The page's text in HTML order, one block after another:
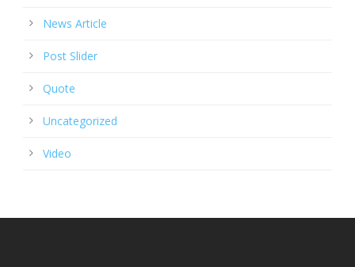
News Article
Post Slider
Quote
Uncategorized
Video